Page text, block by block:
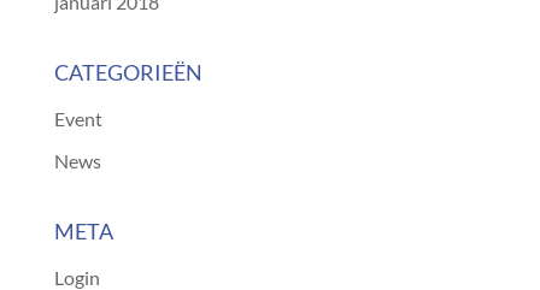
CATEGORIEËN
Event
News
META
Login